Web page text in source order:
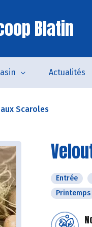
Blatin
Actualités
Scaroles
Entrée
Printemps